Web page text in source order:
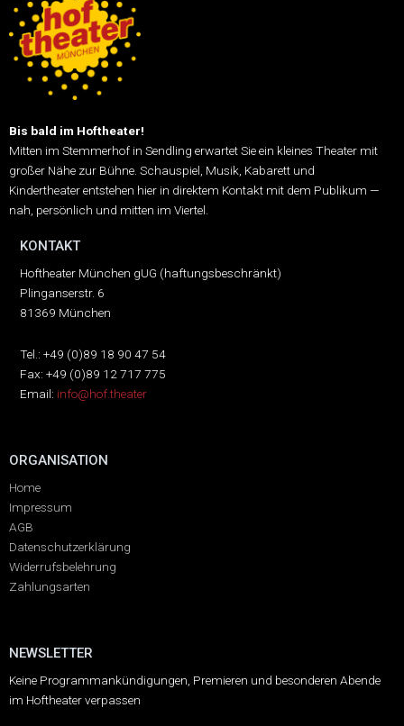
Bis bald im Hoftheater!
Mitten im Stemmerhof in Sendling erwartet Sie ein kleines Theater mit
großer Nähe zur Bühne. Schauspiel, Musik, Kabarett und
Kindertheater entstehen hier in direktem Kontakt mit dem Publikum —
nah, persönlich und mitten im Viertel.
KONTAKT
Hoftheater München gUG (haftungsbeschränkt)
Plinganserstr. 6
81369 München
Tel.: +49 (0)89 18 90 47 54
Fax: +49 (0)89 12 717 775
Email: info@hof.theater
ORGANISATION
Home
Impressum
AGB
Datenschutzerklärung
Widerrufsbelehrung
Zahlungsarten
NEWSLETTER
Keine Programmankündigungen, Premieren und besonderen Abende
im Hoftheater verpassen